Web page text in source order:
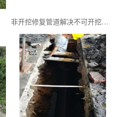
非开挖修复管道解决不可开挖地方的管道排水问题